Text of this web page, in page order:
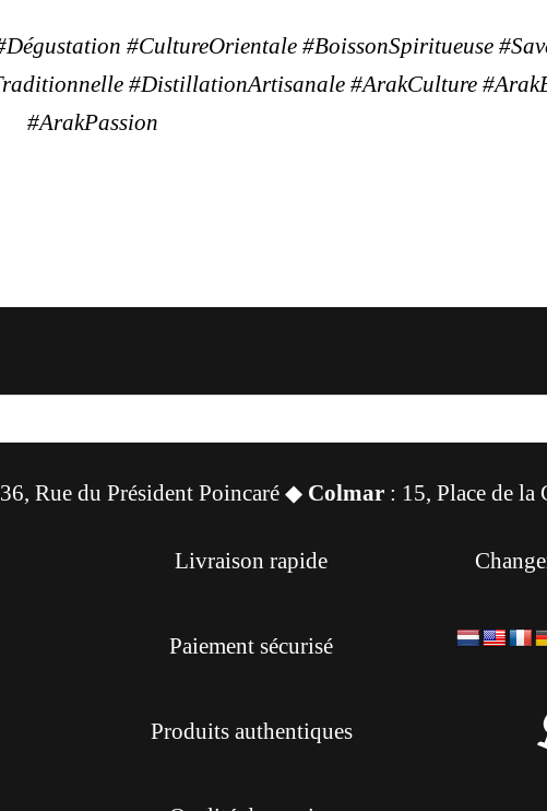
#CultureOrientale #BoissonSpiritueuse
#DistillationArtisanale #ArakCulture
#ArakPassion
Rue du Président Poincaré ◆ Colmar : 15, Place de la
Livraison rapide
Paiement sécurisé
Produits authentiques